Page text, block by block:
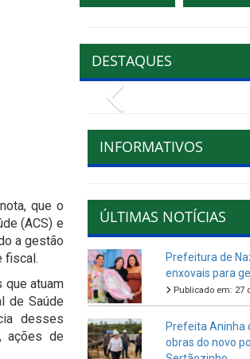
que o
(ACS) e
a gestão
fiscal.
que atuam
de Saúde
desses
ações de
DESTAQUES
INFORMATIVOS
ÚLTIMAS NOTÍCIAS
Prefeitura de
enxovais para
Publicado em: 27
Prefeita Aninha
obras do novo